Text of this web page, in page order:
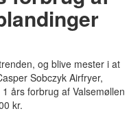
og blive mester i at
Sobczyk Airfryer,
års forbrug af Valsemøllen
kr.